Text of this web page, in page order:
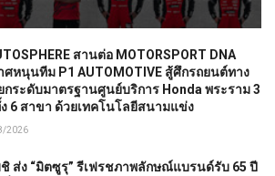
สานต่อ MOTORSPORT DNA
ศหนุนทีม P1 AUTOMOTIVE สู้ศึกรถยนต์ทาง
กระดับมาตรฐานศูนย์บริการ Honda พระราม 3
6 สาขา ด้วยเทคโนโลยีสนามแข่ง
2026
ส่ง “มิตซูรุ” รีเฟรชภาพลักษณ์แบรนด์รับ 65 ปี